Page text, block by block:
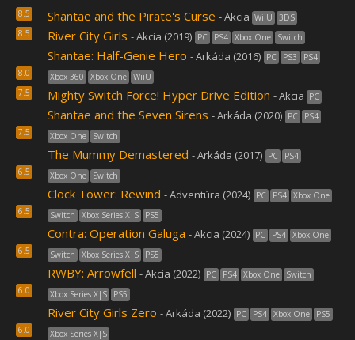
Shantae and the Pirate's Curse - Akcia WiiU 3DS
8.5
River City Girls - Akcia (2019) PC PS4 Xbox One Switch
8.5
Shantae: Half-Genie Hero - Arkáda (2016) PC PS3
PS4
Xbox 360
Xbox One WiiU
8.0
Mighty Switch Force! Hyper Drive Edition - Akcia PC
7.5
Shantae and the Seven Sirens - Arkáda (2020) PC
PS4
Xbox One
Switch
7.5
The Mummy Demastered - Arkáda (2017) PC
PS4
Xbox One
Switch
6.5
Clock Tower: Rewind - Adventúra (2024) PC PS4 Xbox One
Switch
Xbox Series X|S PS5
6.5
Contra: Operation Galuga - Akcia (2024) PC PS4 Xbox One
Switch
Xbox Series X|S PS5
6.5
RWBY: Arrowfell - Akcia (2022) PC PS4 Xbox One
Switch
Xbox Series X|S
PS5
6.0
River City Girls Zero - Arkáda (2022) PC PS4 Xbox One
PS5
Xbox Series X|S
6.0